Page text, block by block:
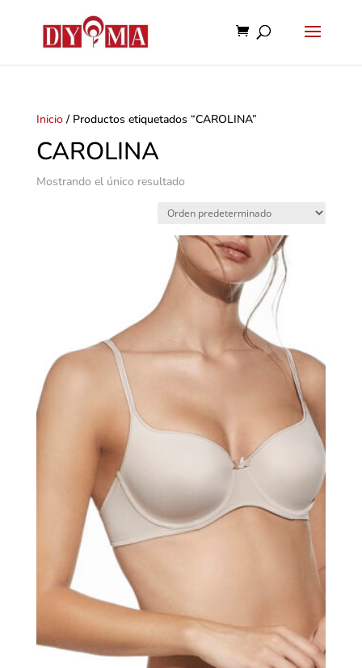
Inicio/ Productos etiquetados “CAROLINA”
CAROLINA
Mostrando el único resultado